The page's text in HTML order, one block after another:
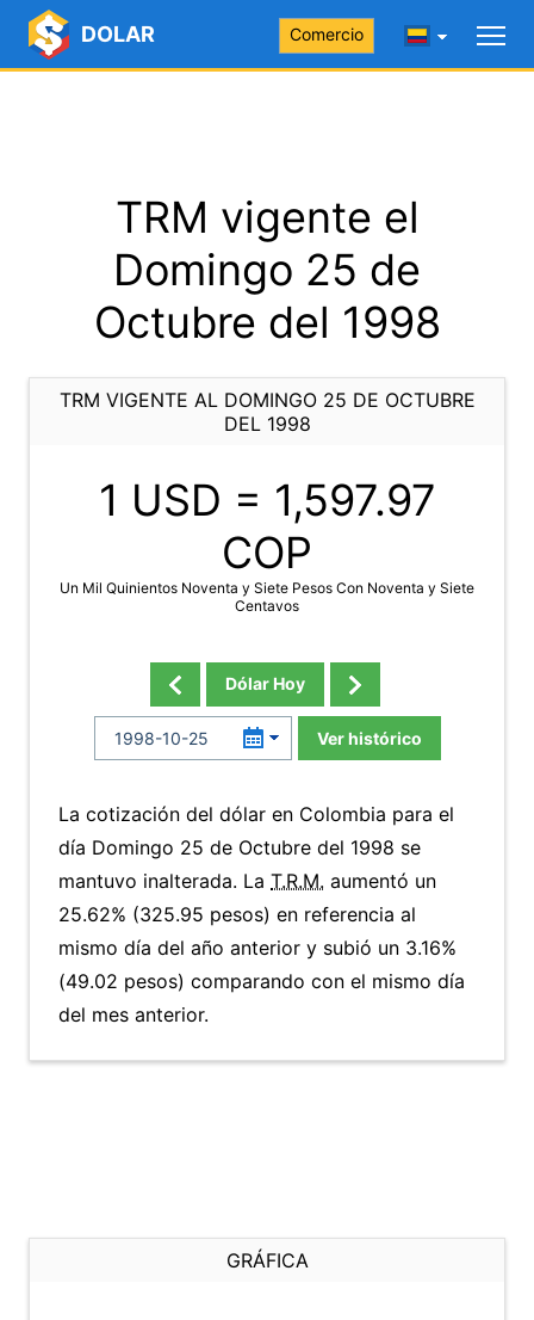
DOLAR Comercio
TRM vigente el
Domingo 25 de
Octubre del 1998
TRM VIGENTE AL DOMINGO 25 DE OCTUBRE
DEL 1998
1 USD = 1,597.97
COP
Un Mil Quinientos Noventa y Siete Pesos Con Noventa y Siete
Centavos
Dólar Hoy
Ver histórico
La cotización del dólar en Colombia para el
día Domingo 25 de Octubre del 1998 se
mantuvo inalterada. La T.R.M. aumentó un
25.62% (325.95 pesos) en referencia al
mismo día del año anterior y subió un 3.16%
(49.02 pesos) comparando con el mismo día
del mes anterior.
GRÁFICA